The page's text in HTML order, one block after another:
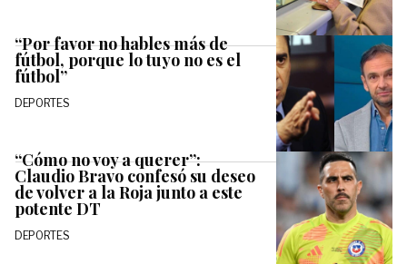
“Por favor no hables más de
fútbol, porque lo tuyo no es el
fútbol”
DEPORTES
“Cómo no voy a querer”:
Claudio Bravo confesó su deseo
de volver a la Roja junto a este
potente DT
DEPORTES